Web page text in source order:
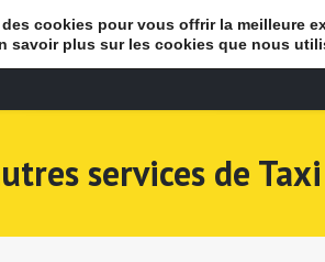
services de
cookies pour vous offrir la meilleure
savoir plus sur les cookies que nous